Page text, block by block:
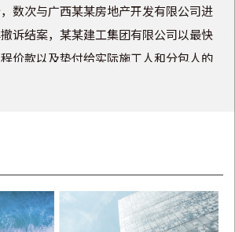
数次与广西某某房地产开发有限公司进
诉结案，某某建工集团有限公司以最快
价款以及垫付给实际施工人和分包人的
管理中心系国有单位，该宗买卖合同中
计监督。虽顶着巨大压力，但最终获得